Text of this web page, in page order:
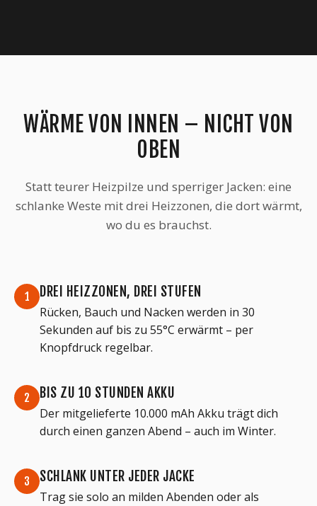
WÄRME VON INNEN – NICHT VON
OBEN
Statt teurer Heizpilze und sperriger Jacken: eine
schlanke Weste mit drei Heizzonen, die dort wärmt,
wo du es brauchst.
1 DREI HEIZZONEN, DREI STUFEN
Rücken, Bauch und Nacken werden in 30
Sekunden auf bis zu 55°C erwärmt – per
Knopfdruck regelbar.
2 BIS ZU 10 STUNDEN AKKU
Der mitgelieferte 10.000 mAh Akku trägt dich
durch einen ganzen Abend – auch im Winter.
3 SCHLANK UNTER JEDER JACKE
Trag sie solo an milden Abenden oder als